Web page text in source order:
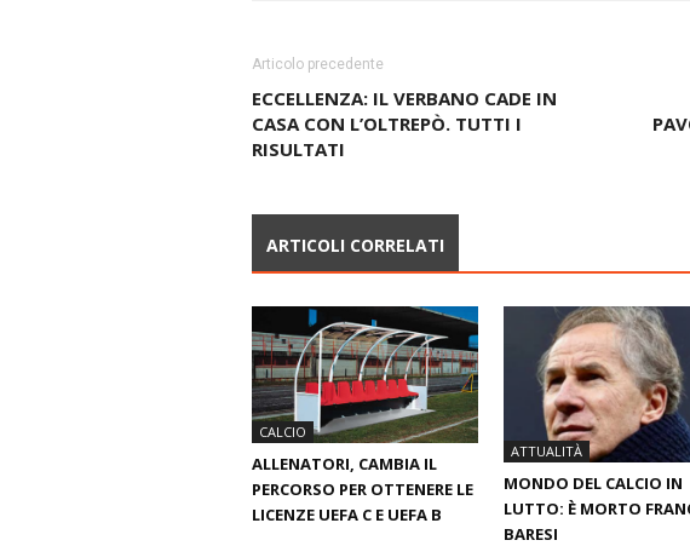
Articolo precedente
ECCELLENZA: IL VERBANO CADE IN
CASA CON L’OLTREPÒ. TUTTI I
RISULTATI
ARTICOLI CORRELATI
CALCIO
ALLENATORI, CAMBIA IL
PERCORSO PER OTTENERE LE
LICENZE UEFA C E UEFA B
ATTUALITÀ
MONDO DEL CALCIO IN
LUTTO: È MORTO
BARESI